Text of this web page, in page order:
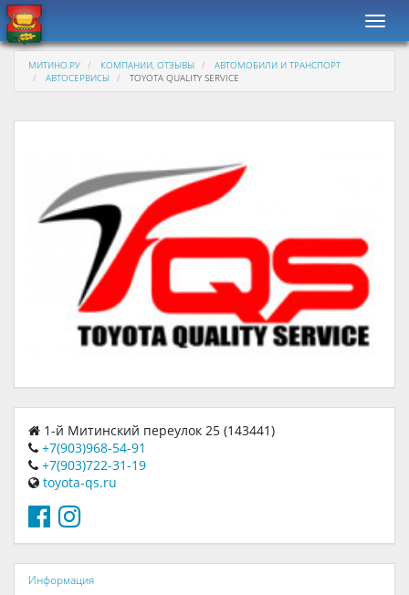
МИТИНО.РУ КОМПАНИИ, ОТЗЫВЫ
АВТОМОБИЛИ И ТРАНСПОРТ
АВТОСЕРВИСЫ
TOYOTA QUALITY SERVICE
1-й Митинский переулок 25 (143441)
+7(903)968-54-91
+7(903)722-31-19
toyota-qs.ru
Информация